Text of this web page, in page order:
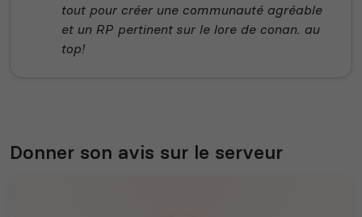
tout pour créer une communauté agréable
et un RP pertinent sur le lore de conan. au
top!
Donner son avis sur le serveur